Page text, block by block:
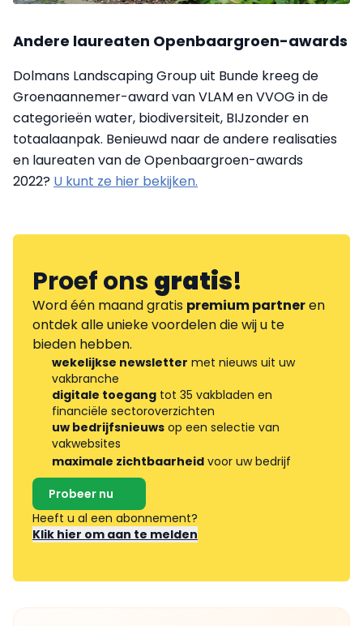
Andere laureaten Openbaargroen-awards
Dolmans Landscaping Group uit Bunde kreeg de
Groenaannemer-award van VLAM en VVOG in de
categorieën water, biodiversiteit, BIJzonder en
totaalaanpak. Benieuwd naar de andere realisaties
en laureaten van de Openbaargroen-awards
2022? U kunt ze hier bekijken.
Proef onsgratis!
Word één maand gratis premium partneren
ontdek alle unieke voordelen die wij u te
bieden hebben.
wekelijkse newsletter met nieuws uit uw
vakbranche
digitale toegang tot 35 vakbladen en
financiële sectoroverzichten
uw bedrijfsnieuws op een selectie van
vakwebsites
maximale zichtbaarheid voor uw bedrijf
Probeer nu
Heeft u al een abonnement?
Klik hier om aan te melden